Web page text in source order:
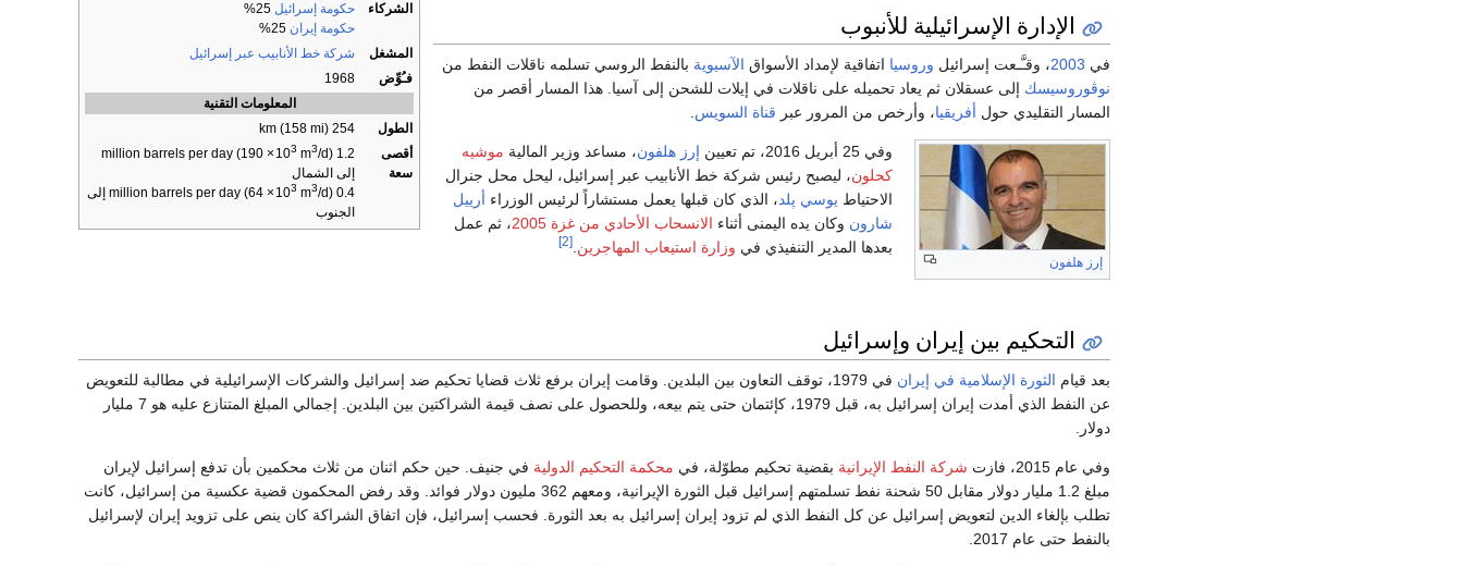
الشركاء
حكومة إسرائيل
حكومة إيران
المشغل
شركة خط الأنابيب عبر إسرائيل
فـُوِّض
1968
المعلومات التقنية
الطول
254 km (158 mi)
أقصى
سعة
1.2 million barrels per day (190
× 103 m3/d)
إلى الشمال
0.4 million barrels per day (64
× 103 m3
/d) إلى
الجنوب
الإدارة الإسرائيلية للأنبوب
في 2003، وقـَّـعت إسرائيل وروسيا اتفاقية لإمداد الأسواق الآسيوية بالنفط الروسي تسلمه ناقلات النفط من
نوڤوروسيسك إلى عسقلان ثم يعاد تحميله على ناقلات في إيلات للشحن إلى آسيا. هذا المسار أقصر من
المسار التقليدي حول أفريقيا، وأرخص من المرور عبر قناة السويس.
إرز هلفون
وفي 25 أبريل 2016، تم تعيين إرز هلفون، مساعد وزير المالية موشيه
كحلون، ليصبح رئيس شركة خط الأنابيب عبر إسرائيل، ليحل محل جنرال
الاحتياط يوسي پلد، الذي كان قبلها يعمل مستشاراً لرئيس الوزراء أرييل
شارون وكان يده اليمنى أثناء الانسحاب الأحادي من غزة 2005
، ثم عمل
بعدها المدير التنفيذي في وزارة استيعاب المهاجرين.
[2]
التحكيم بين إيران وإسرائيل
بعد قيام الثورة الإسلامية في إيران
في 1979، توقف التعاون بين البلدين. وقامت إيران برفع ثلاث قضايا تحكيم ضد إسرائيل والشركات الإسرائيلية في مطالبة للتعويض
عن النفط الذي أمدت إيران إسرائيل به، قبل 1979، كإئتمان حتى يتم بيعه، وللحصول على نصف قيمة الشراكتين بين البلدين. إجمالي المبلغ المتنازع عليه هو 7 مليار
دولار.
وفي عام 2015، فازت شركة النفط الإيرانية بقضية تحكيم مطوّلة، في محكمة التحكيم الدولية في جنيف. حين حكم اثنان من ثلاث محكمين بأن تدفع إسرائيل لإيران
مبلغ 1.2 مليار دولار مقابل 50 شحنة نفط تسلمتهم إسرائيل قبل الثورة الإيرانية، ومعهم 362 مليون دولار فوائد. وقد رفض المحكمون قضية عكسية من إسرائيل، كانت
تطلب بإلغاء الدين لتعويض إسرائيل عن كل النفط الذي لم تزود إيران إسرائيل به بعد الثورة. فحسب إسرائيل، فإن اتفاق الشراكة كان ينص على تزويد إيران لإسرائيل
بالنفط حتى عام 2017.